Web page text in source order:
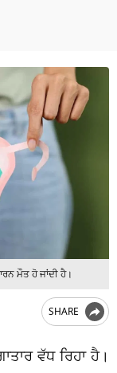
ਮੌਤ ਹੋ ਜਾਂਦੀ ਹੈ।
SHARE
ਵੱਧ ਰਿਹਾ ਹੈ।